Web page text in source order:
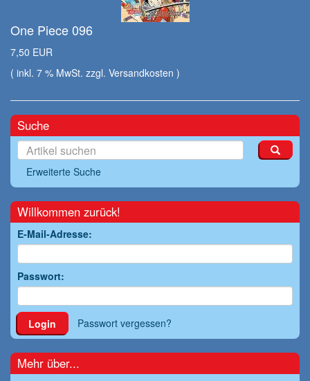
One Piece 096
7,50 EUR
( inkl. 7 % MwSt. zzgl. Versandkosten )
Suche
Erweiterte Suche
Willkommen zurück!
E-Mail-Adresse:
Passwort:
Login Passwort vergessen?
Mehr über...